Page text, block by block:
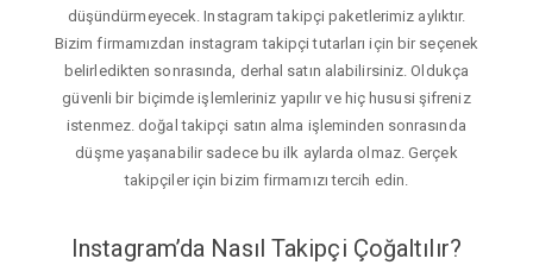
düşündürmeyecek. Instagram takipçi paketlerimiz aylıktır.
Bizim firmamızdan instagram takipçi tutarları için bir seçenek
belirledikten sonrasında, derhal satın alabilirsiniz. Oldukça
güvenli bir biçimde işlemleriniz yapılır ve hiç hususi şifreniz
istenmez. doğal takipçi satın alma işleminden sonrasında
düşme yaşanabilir sadece bu ilk aylarda olmaz. Gerçek
takipçiler için bizim firmamızı tercih edin.
Instagram’da Nasıl Takipçi Çoğaltılır?